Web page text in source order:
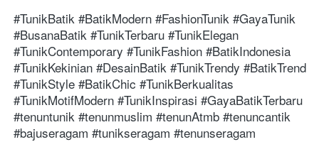
#TunikBatik #BatikModern #FashionTunik #GayaTunik
#BusanaBatik #TunikTerbaru #TunikElegan
#TunikContemporary #TunikFashion #BatikIndonesia
#TunikKekinian #DesainBatik #TunikTrendy #BatikTrend
#TunikStyle #BatikChic #TunikBerkualitas
#TunikMotifModern #TunikInspirasi #GayaBatikTerbaru
#tenuntunik #tenunmuslim #tenunAtmb #tenuncantik
#bajuseragam #tunikseragam #tenunseragam